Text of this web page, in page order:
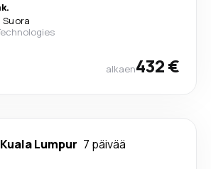
Suora
alkaen432 €
Kuala Lumpur 7 päivää